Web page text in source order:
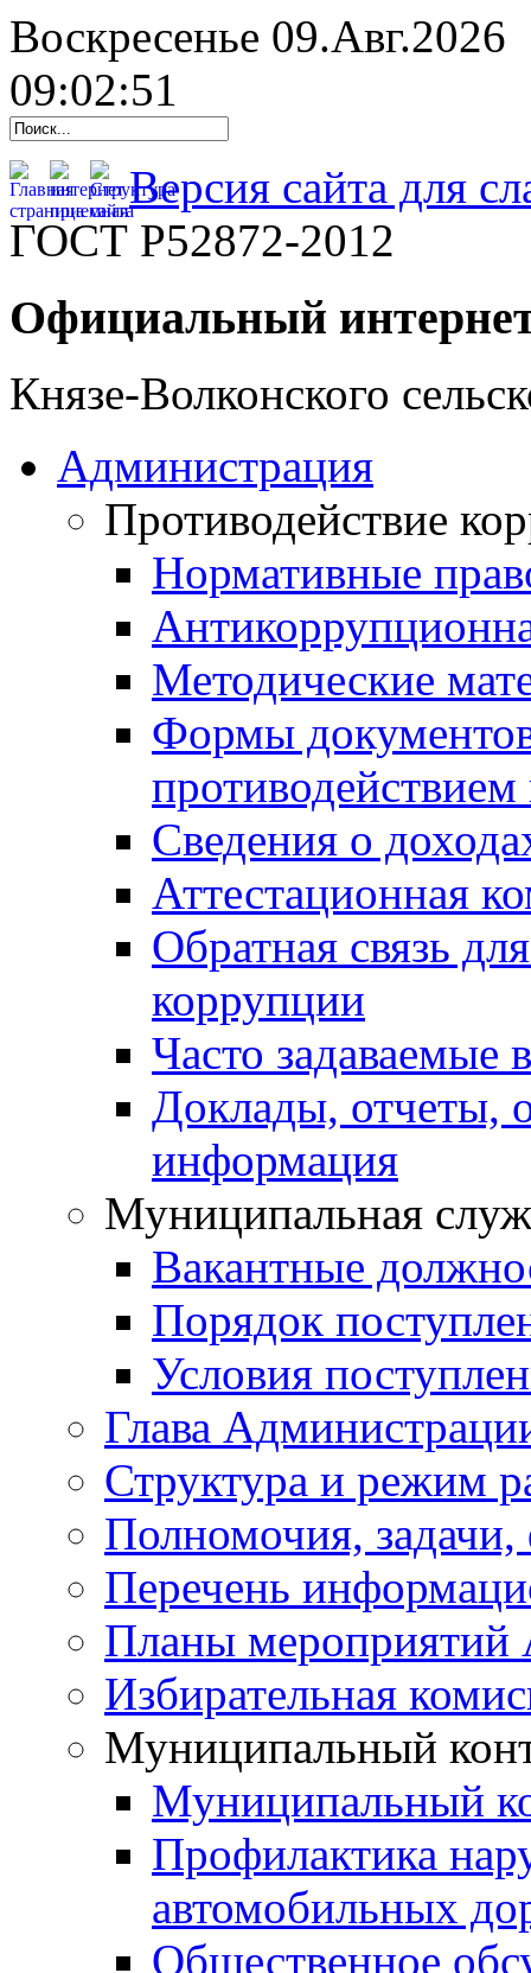
Воскресенье 09.Авг.2026
09:02:52
Версия сайта для
ГОСТ Р52872-2012
Официальный
Князе-Волконского
Администрация
Противодействие
Нормативные
Методические
Формы
Сведения о
Аттестационная
Обратная связь
коррупции
Часто задаваемые
Доклады, отчеты,
информация
Муниципальная
Вакантные
Порядок
Условия
Глава
Структура и режим
Полномочия,
Перечень
Планы мероприятий
Избирательная
Муниципальный
Муниципальный
Профилактика
автомобильных
Общественное